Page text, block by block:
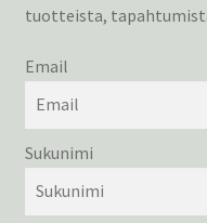
tuotteista,
Email
Sukunimi